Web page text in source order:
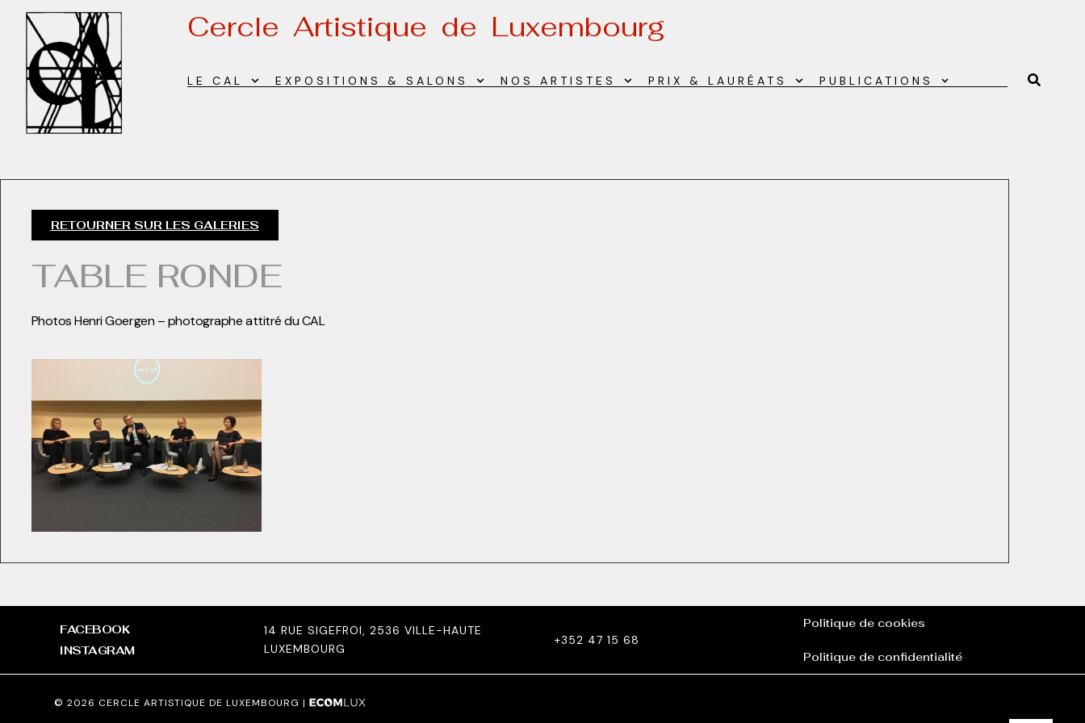
Cercle Artistique de Luxembourg
LE CAL EXPOSITIONS & SALONS NOS ARTISTES PRIX & LAURÉATS PUBLICATIONS
RETOURNER SUR LES GALERIES
TABLE RONDE
Photos Henri Goergen – photographe attitré du CAL
FACEBOOK
INSTAGRAM
14 RUE SIGEFROI, 2536 VILLE-HAUTE
LUXEMBOURG
+352 47 15 68
Politique de cookies
Politique de confidentialité
© 2026 CERCLE ARTISTIQUE DE LUXEMBOURG |